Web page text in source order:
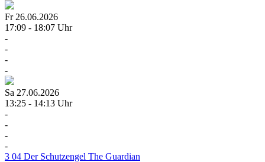
Fr26.06.2026
17:09 - 18:07 Uhr
-
-
-
-
Sa 27.06.2026
13:25 - 14:13 Uhr
-
-
-
-
3 04 Der Schutzengel The Guardian